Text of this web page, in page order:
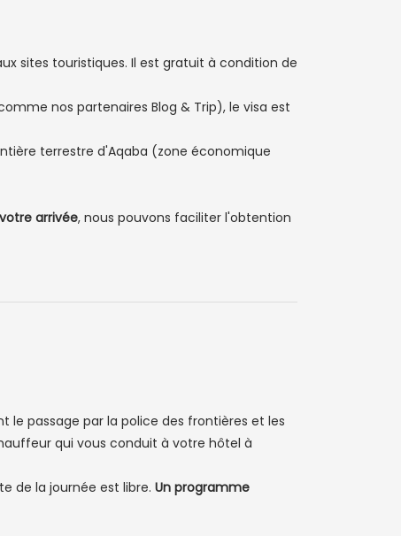
sites touristiques. Il est gratuit à condition de
nos partenaires Blog & Trip), le visa est
terrestre d'Aqaba (zone économique
arrivée, nous pouvons faciliter l'obtention
le passage par la police des frontières et les
qui vous conduit à votre hôtel à
de la journée est libre. Un programme